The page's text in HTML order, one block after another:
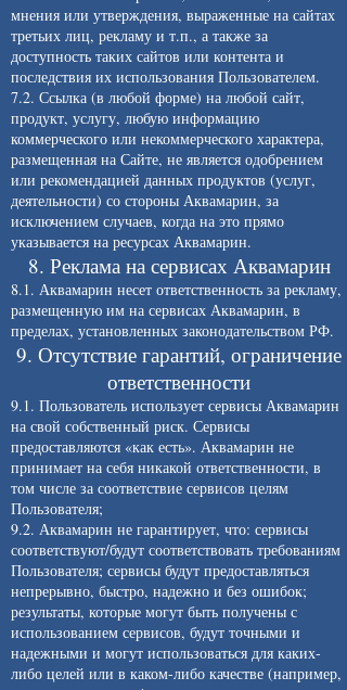
мнения или утверждения, выраженные на сайтах
третьих лиц, рекламу и т.п., а также за
доступность таких сайтов или контента и
последствия их использования Пользователем.
7.2. Ссылка (в любой форме) на любой сайт,
продукт, услугу, любую информацию
коммерческого или некоммерческого характера,
размещенная на Сайте, не является одобрением
или рекомендацией данных продуктов (услуг,
деятельности) со стороны Аквамарин, за
исключением случаев, когда на это прямо
указывается на ресурсах Аквамарин.
8. Реклама на сервисах Аквамарин
8.1. Аквамарин несет ответственность за рекламу,
размещенную им на сервисах Аквамарин, в
пределах, установленных законодательством РФ.
9. Отсутствие гарантий, ограничение
ответственности
9.1. Пользователь использует сервисы Аквамарин
на свой собственный риск. Сервисы
предоставляются «как есть». Аквамарин не
принимает на себя никакой ответственности, в
том числе за соответствие сервисов целям
Пользователя;
9.2. Аквамарин не гарантирует, что: сервисы
соответствуют/будут соответствовать требованиям
Пользователя; сервисы будут предоставляться
непрерывно, быстро, надежно и без ошибок;
результаты, которые могут быть получены с
использованием сервисов, будут точными и
надежными и могут использоваться для каких-
либо целей или в каком-либо качестве (например,